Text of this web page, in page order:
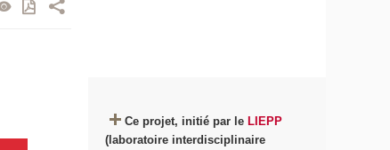
Ce projet, initié par leLIEPP
(laboratoire interdisciplinaire